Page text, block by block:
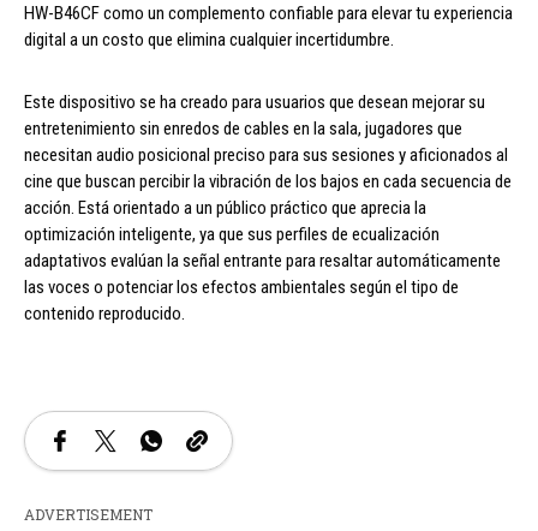
HW-B46CF como un complemento confiable para elevar tu experiencia
digital a un costo que elimina cualquier incertidumbre.
Este dispositivo se ha creado para usuarios que desean mejorar su
entretenimiento sin enredos de cables en la sala, jugadores que
necesitan audio posicional preciso para sus sesiones y aficionados al
cine que buscan percibir la vibración de los bajos en cada secuencia de
acción. Está orientado a un público práctico que aprecia la
optimización inteligente, ya que sus perfiles de ecualización
adaptativos evalúan la señal entrante para resaltar automáticamente
las voces o potenciar los efectos ambientales según el tipo de
contenido reproducido.
ADVERTISEMENT